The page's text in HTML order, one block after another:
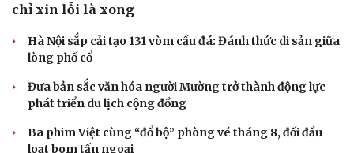
chỉ xin lỗi là xong
Hà Nội sắp cải tạo 131 vòm cầu đá: Đánh thức di sản giữa
lòng phố cổ
Đưa bản sắc văn hóa người Mường trở thành động lực
phát triển du lịch cộng đồng
Ba phim Việt cùng “đổ bộ” phòng vé tháng 8, đối đầu
loạt bom tấn ngoại